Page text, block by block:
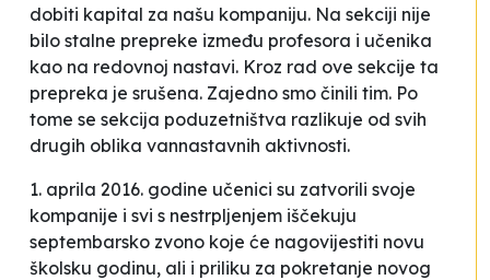
dobiti kapital za našu kompaniju. Na sekciji nije
bilo stalne prepreke između profesora i učenika
kao na redovnoj nastavi. Kroz rad ove sekcije ta
prepreka je srušena. Zajedno smo činili tim. Po
tome se sekcija poduzetništva razlikuje od svih
drugih oblika vannastavnih aktivnosti.
1. aprila 2016. godine učenici su zatvorili svoje
kompanije i svi s nestrpljenjem iščekuju
septembarsko zvono koje će nagovijestiti novu
školsku godinu, ali i priliku za pokretanje novog